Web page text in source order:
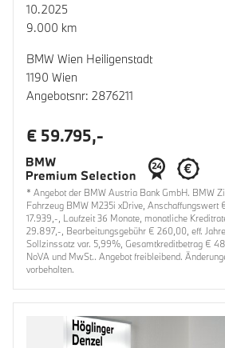
10.2025
9.000 km
BMW Wien Heiligenstadt
1190 Wien
Angebotsnr: 2876211
€ 59.795,-
* Angebot der BMW Austria Bank GmbH. BMW
Fahrzeug BMW M235i xDrive,
17.939,-, Laufzeit 36 Monate, monatliche
29.897,-, Bearbeitungsgebühr € 260,00, eff.
Sollzinssatz var. 5,99%, Gesamtkreditbetrag €
NoVA und MwSt.. Angebot freibleibend.
vorbehalten.